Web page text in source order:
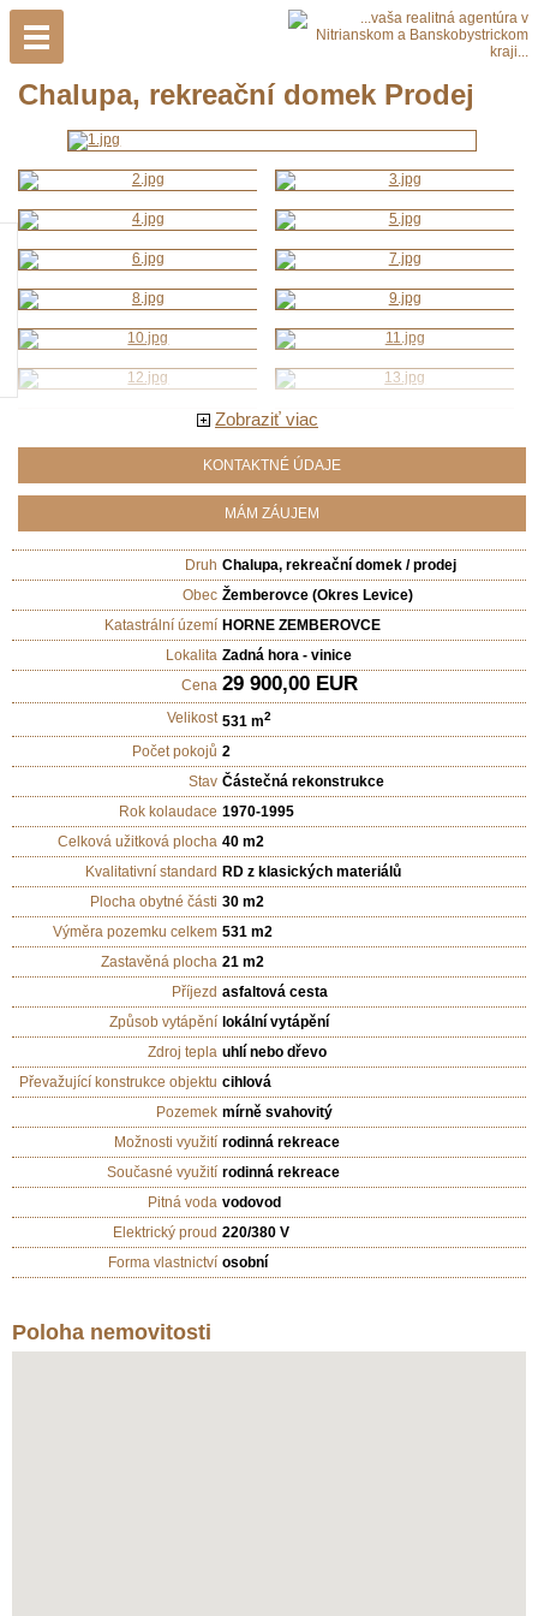
Chalupa, rekreační domek Prodej
Zobraziť viac
KONTAKTNÉ ÚDAJE
MÁM ZÁUJEM
Druh Chalupa, rekreační domek / prodej
Obec Žemberovce (Okres Levice)
Katastrální území HORNE ZEMBEROVCE
Lokalita Zadná hora - vinice
Cena 29 900,00 EUR
Velikost 531 m2
Počet pokojů 2
Stav Částečná rekonstrukce
Rok kolaudace 1970-1995
Celková užitková plocha 40 m2
Kvalitativní standard RD z klasických materiálů
Plocha obytné části 30 m2
Výměra pozemku celkem 531 m2
Zastavěná plocha 21 m2
Příjezd asfaltová cesta
Způsob vytápění lokální vytápění
Zdroj tepla uhlí nebo dřevo
Převažující konstrukce objektu cihlová
Pozemek mírně svahovitý
Možnosti využití rodinná rekreace
Současné využití rodinná rekreace
Pitná voda vodovod
Elektrický proud 220/380 V
Forma vlastnictví osobní
Poloha nemovitosti